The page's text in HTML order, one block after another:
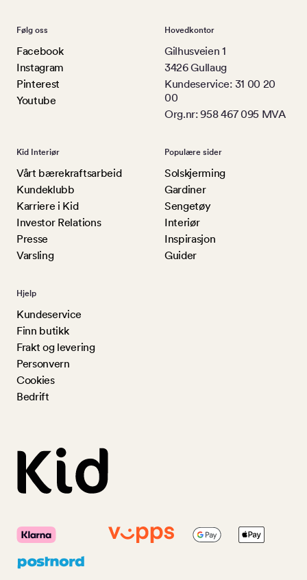
Følg oss
Facebook
Instagram
Pinterest
Youtube
Hovedkontor
Gilhusveien 1
3426 Gullaug
Kundeservice: 31 00 20
00
Org.nr: 958 467 095 MVA
Kid Interiør
Vårt bærekraftsarbeid
Kundeklubb
Karriere i Kid
Investor Relations
Presse
Varsling
Populære sider
Solskjerming
Gardiner
Sengetøy
Interiør
Inspirasjon
Guider
Hjelp
Kundeservice
Finn butikk
Frakt og levering
Personvern
Cookies
Bedrift